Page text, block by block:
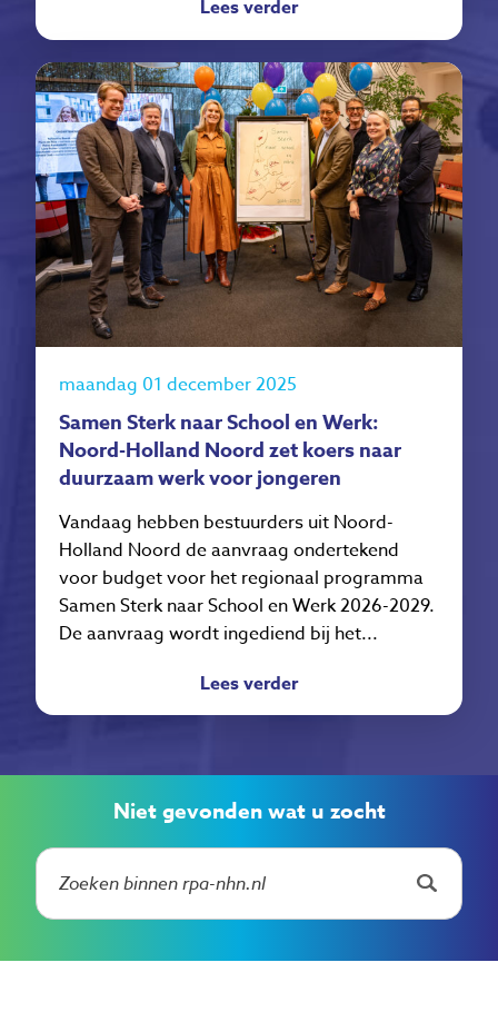
Lees verder
maandag 01 december 2025
Samen Sterk naar School en Werk:
Noord-Holland Noord zet koers naar
duurzaam werk voor jongeren
Vandaag hebben bestuurders uit Noord-
Holland Noord de aanvraag ondertekend
voor budget voor het regionaal programma
Samen Sterk naar School en Werk 2026-2029.
De aanvraag wordt ingediend bij het...
Lees verder
Niet gevonden wat u zocht